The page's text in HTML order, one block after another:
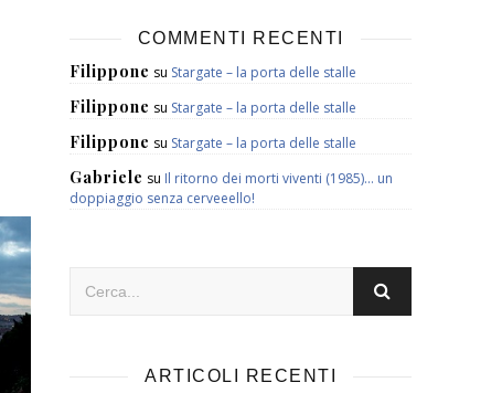
COMMENTI RECENTI
Filippone su Stargate – la porta delle stalle
Filippone su Stargate – la porta delle stalle
Filippone su Stargate – la porta delle stalle
Gabriele su Il ritorno dei morti viventi (1985)… un
doppiaggio senza cerveeello!
ARTICOLI RECENTI